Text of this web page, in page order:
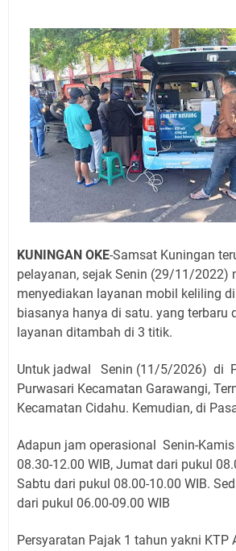
Sangat Seru
Warga Mulai Kesulitan Air
Polres Kuningan dan PAM
12 Ribu Liter
Uniku Jadi Tuan Rumah
Dokumen SPMI
Sudahkah Kita Merdeka
Info Sembako di Pasar
Agustus 2026, Daging
Agenda Kegiatan Bupati
Ini Empat Lokasi Samsat
Agustus 2026
KUNINGAN OKE-Samsat Kuningan
pelayanan, sejak Senin (29/11/2022)
menyediakan layanan mobil keliling
biasanya hanya di satu. yang terbaru
layanan ditambah di 3 titik.
Untuk jadwal Senin (11/5/2026) di
Purwasari Kecamatan Garawangi,
Kecamatan Cidahu. Kemudian, di
Adapun jam operasional Senin-
08.30-12.00 WIB, Jumat dari pukul
Sabtu dari pukul 08.00-10.00 WIB.
dari pukul 06.00-09.00 WIB
Persyaratan Pajak 1 tahun yakni KTP